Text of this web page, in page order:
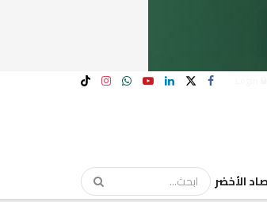
الأخضر